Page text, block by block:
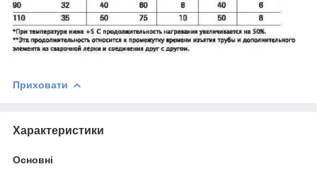
Приховати
Характеристики
Основні